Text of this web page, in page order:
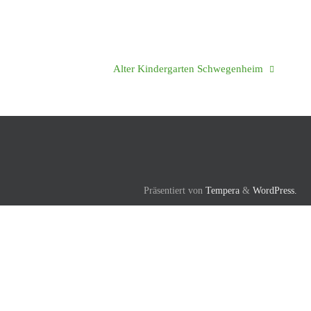
Alter Kindergarten Schwegenheim
Präsentiert von Tempera & WordPress.